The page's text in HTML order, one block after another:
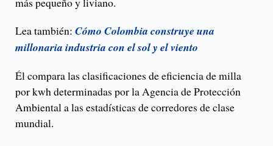
Lea también: Cómo Colombia construye una
millonaria industria con el sol y el viento
Él compara las clasificaciones de eficiencia de milla
por kwh determinadas por la Agencia de Protección
Ambiental a las estadísticas de corredores de clase
mundial.